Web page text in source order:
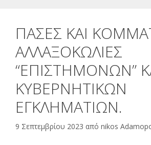
ΠΑΣΕΣ ΚΑΙ
ΑΛΛΑΞΟΚΩΛΙΕΣ
“ΕΠΙΣΤΗΜΟΝΩΝ”
ΚΥΒΕΡΝΗΤΙΚΩΝ
ΕΓΚΛΗΜΑΤΙΩΝ.
9 Σεπτεμβρίου 2023 από nikos